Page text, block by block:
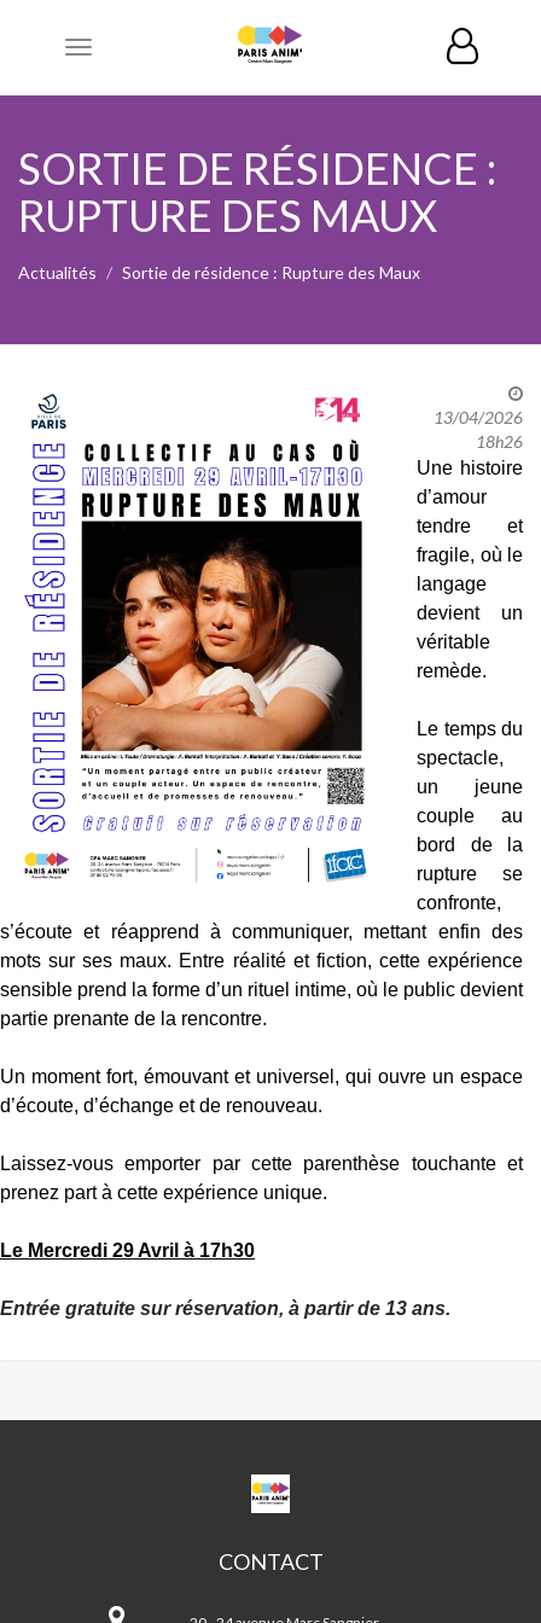
Toggle
SORTIE DE RÉSIDENCE :
RUPTURE DES MAUX
Actualités Sortie de résidence : Rupture des Maux
13/04/2026
18h26
Une histoire
d’amour
tendre et
fragile, où le
langage
devient un
véritable
remède.
Le temps du
spectacle,
un jeune
couple au
bord de la
rupture se
confronte,
s’écoute et réapprend à communiquer, mettant enfin des
mots sur ses maux. Entre réalité et fiction, cette expérience
sensible prend la forme d’un rituel intime, où le public devient
partie prenante de la rencontre.
Un moment fort, émouvant et universel, qui ouvre un espace
d’écoute, d’échange et de renouveau.
Laissez-vous emporter par cette parenthèse touchante et
prenez part à cette expérience unique.
Le Mercredi 29 Avril à 17h30
Entrée gratuite sur réservation, à partir de 13 ans.
CPA
MARC
CONTACT
Marc